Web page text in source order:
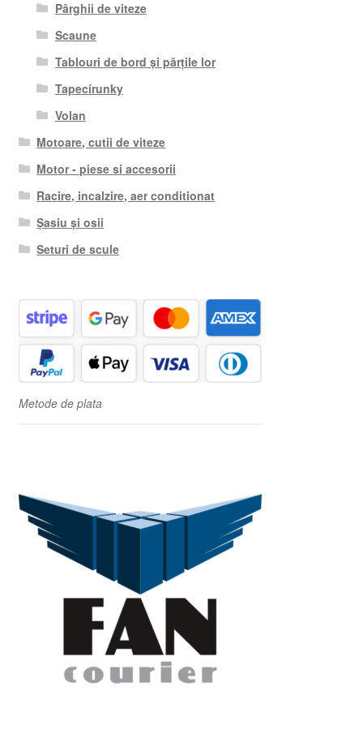
Pârghii de viteze
Scaune
Tablouri de bord și părțile lor
Tapecírunky
Volan
Motoare, cutii de viteze
Motor - piese si accesorii
Racire, incalzire, aer conditionat
Șasiu și osii
Seturi de scule
Metode de plata